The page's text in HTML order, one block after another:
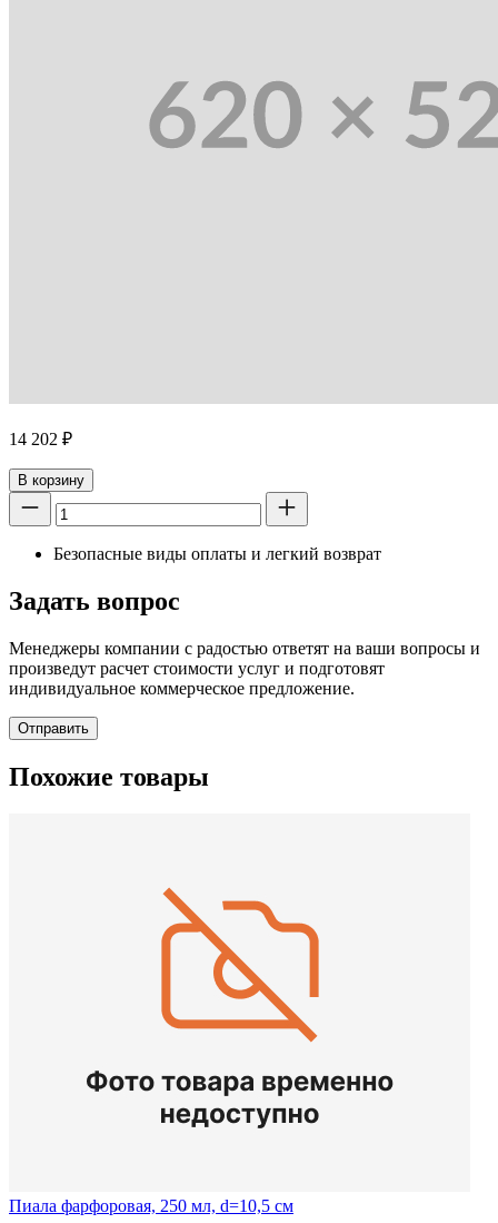
14 202 ₽
В корзину
Безопасные виды оплаты и легкий возврат
Задать вопрос
Менеджеры компании с радостью ответят на ваши вопросы и
произведут расчет стоимости услуг и подготовят
индивидуальное коммерческое предложение.
Отправить
Похожие товары
Пиала фарфоровая, 250 мл, d=10,5 см